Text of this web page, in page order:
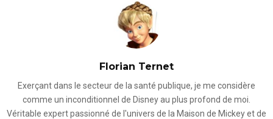
Florian Ternet
Exerçant dans le secteur de la santé publique, je me considère
comme un inconditionnel de Disney au plus profond de moi.
Véritable expert passionné de l'univers de la Maison de Mickey et de